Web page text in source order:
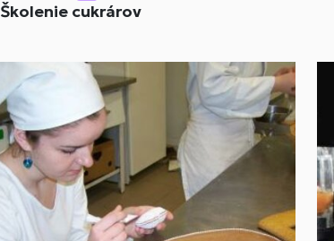
Školenie cukrárov